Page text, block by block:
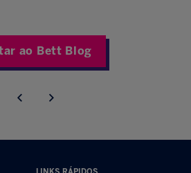
ao Bett Blog